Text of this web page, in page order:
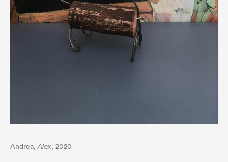
Andrea,Alex, 2020